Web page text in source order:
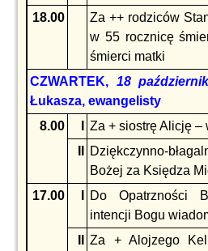
18.00
Za ++ rodziców
w 55 rocznicę
śmierci matki
CZWARTEK, 18
Łukasza, ewangelisty
8.00
Za + siostrę Alicję –
Dziękczynno-
Bożej za Księdza
17.00
Do Opatrzności
intencji Bogu
Za + Alojzego